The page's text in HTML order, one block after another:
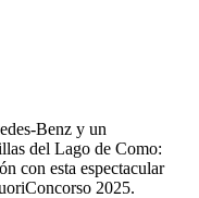
Benz y un
del Lago de Como:
con esta espectacular
2025.